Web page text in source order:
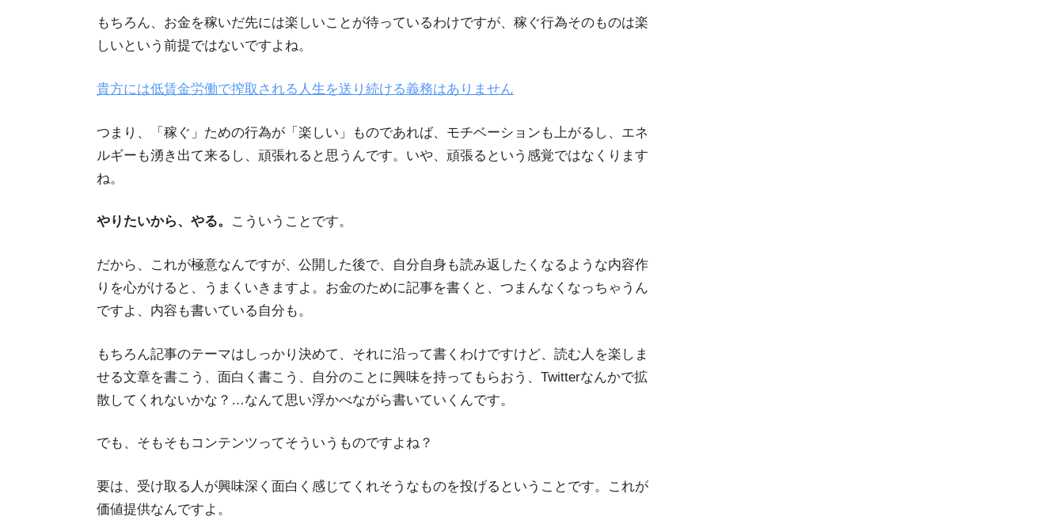
もちろん、お金を稼いだ先には楽しいことが待っているわけですが、稼ぐ行為そのものは楽
しいという前提ではないですよね。
貴方には低賃金労働で搾取される人生を送り続ける義務はありません
つまり、「稼ぐ」ための行為が「楽しい」ものであれば、モチベーションも上がるし、エネ
ルギーも湧き出て来るし、頑張れると思うんです。いや、頑張るという感覚ではなくります
ね。
やりたいから、やる。 こういうことです。
だから、これが極意なんですが、公開した後で、自分自身も読み返したくなるような内容作
りを心がけると、うまくいきますよ。お金のために記事を書くと、つまんなくなっちゃうん
ですよ、内容も書いている自分も。
もちろん記事のテーマはしっかり決めて、それに沿って書くわけですけど、読む人を楽しま
せる文章を書こう、面白く書こう、自分のことに興味を持ってもらおう、Twitterなんかで拡
散してくれないかな？…なんて思い浮かべながら書いていくんです。
でも、そもそもコンテンツってそういうものですよね？
要は、受け取る人が興味深く面白く感じてくれそうなものを投げるということです。これが
価値提供なんですよ。